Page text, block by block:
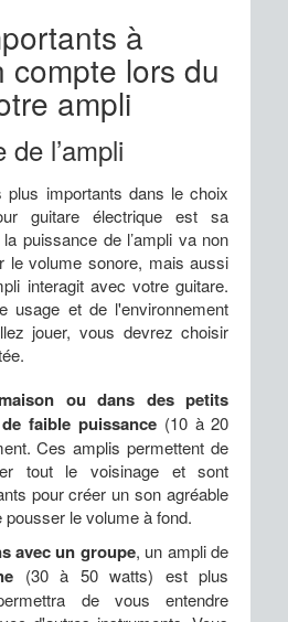
à
compte lors du
ampli
l’ampli
plus importants dans le choix
guitare électrique est sa
puissance de l’ampli va non
le volume sonore, mais aussi
interagit avec votre guitare.
usage et de l'environnement
jouer, vous devrez choisir
ou dans des petits
faible puissance(10 à 20
Ces amplis permettent de
tout le voisinage et sont
pour créer un son agréable
le volume à fond.
avec un groupe, un ampli de
(30 à 50 watts) est plus
de vous entendre